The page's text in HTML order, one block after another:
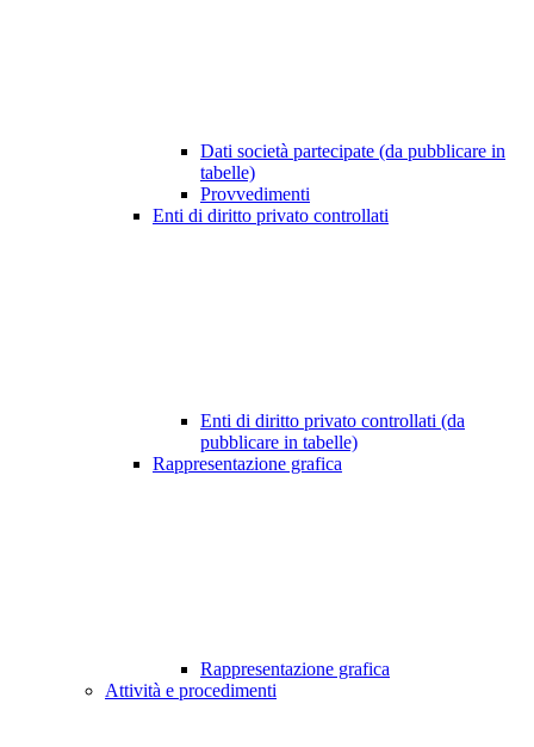
Dati società partecipate (da pubblicare in
tabelle)
Provvedimenti
Enti di diritto privato controllati
Enti di diritto privato controllati (da
pubblicare in tabelle)
Rappresentazione grafica
Rappresentazione grafica
Attività e procedimenti